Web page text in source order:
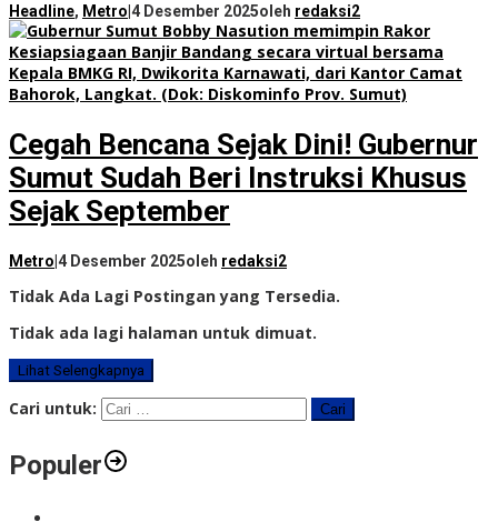
Headline, Metro 4 Desember 2025oleh redaksi2
Cegah Bencana Sejak Dini! Gubernur
Sumut Sudah Beri Instruksi Khusus
Sejak September
Metro 4 Desember 2025oleh redaksi2
Tidak Ada Lagi Postingan yang Tersedia.
Tidak ada lagi halaman untuk dimuat.
Lihat Selengkapnya
Cari untuk:
Populer